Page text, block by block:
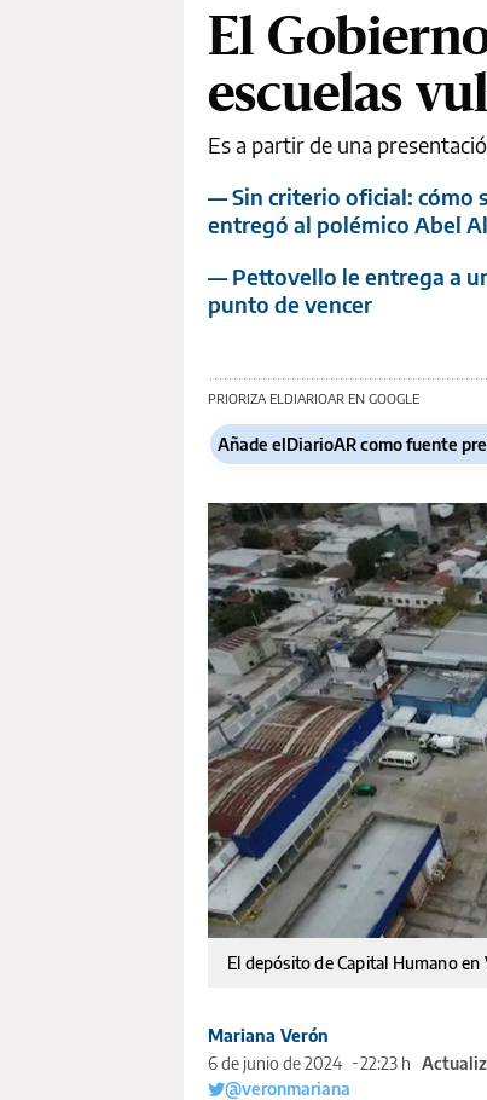
El
escuelas
Es a partir de una
— Sin criterio oficial: cómo
entregó al polémico Abel
— Pettovello le entrega a
punto de vencer
PRIORIZA ELDIARIOAR EN GOOGLE
Añade elDiarioAR como fuente
El depósito de Capital Humano
Mariana Verón
6 de junio de 2024
22:23 h
@veronmariana